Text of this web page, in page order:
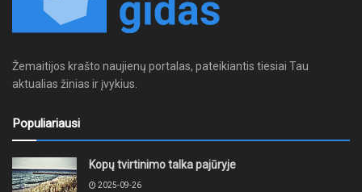
Žemaitijos krašto naujienų portalas, pateikiantis tiesiai Tau
aktualias žinias ir įvykius.
Populiariausi
Kopų tvirtinimo talka pajūryje
2025-09-26